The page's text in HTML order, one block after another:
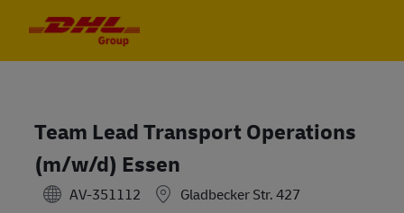
Team Lead Transport Operations
(m/w/d) Essen
AV-351112
Gladbecker Str. 427